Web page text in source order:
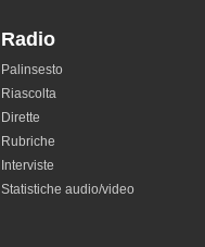
Radio
Palinsesto
Riascolta
Dirette
Rubriche
Interviste
Statistiche audio/video